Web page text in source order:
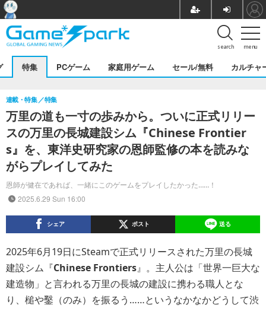
menu
search
特集 PCゲーム 家庭用ゲーム セール/無料 カルチャ
万里の道も一寸の歩みから。ついに正式リリー
スの万里の長城建設シム『Chinese Frontier
s』を、東洋史研究家の恩師監修の本を読みな
がらプレイしてみた
恩師が健在であれば、一緒にこのゲームをプレイしたかった……！
連載・特集 特集
2025.6.29 Sun 16:00
シェア ポスト 送る
2025年6月19日にSteamで正式リリースされた万里の長城
建設シム『Chinese Frontiers』。主人公は「世界一巨大な
建造物」と言われる万里の長城の建設に携わる職人とな
り、槌や鑿（のみ）を振るう……というなかなかどうして渋